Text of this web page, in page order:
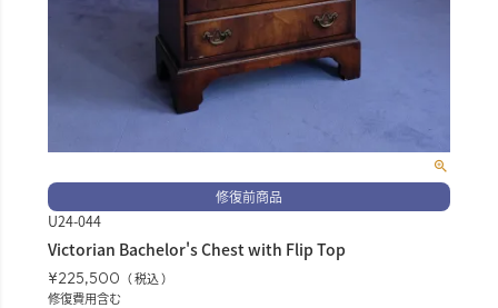
修復前商品
U24-044
Victorian Bachelor's Chest with Flip Top
¥225,500
税込
修復費用含む